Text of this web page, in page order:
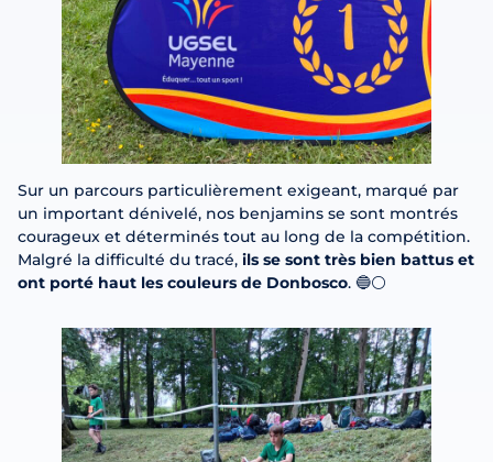
Sur un parcours particulièrement exigeant, marqué par
un important dénivelé, nos benjamins se sont montrés
courageux et déterminés tout au long de la compétition.
Malgré la difficulté du tracé, ils se sont très bien battus et
ont porté haut les couleurs de Donbosco. 🔵⚪️